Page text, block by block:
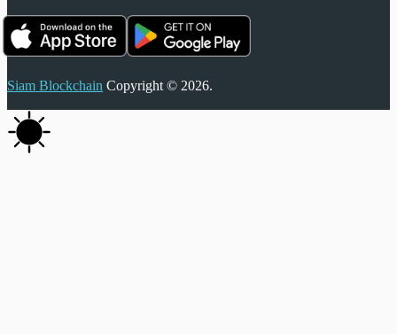
Siam Blockchain Copyright © 2026.